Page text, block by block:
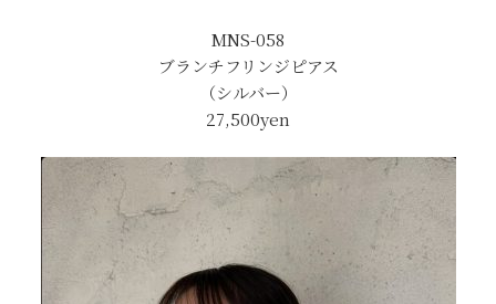
MNS-058
ブランチフリンジピアス
（シルバー）
27,500yen